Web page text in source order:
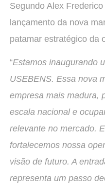
Segundo Alex
lançamento da nova
patamar estratégico da
“Estamos inaugurando
USEBENS. Essa nova
empresa mais madura,
escala nacional e
relevante no mercado.
fortalecemos nossa
visão de futuro. A
representa um passo